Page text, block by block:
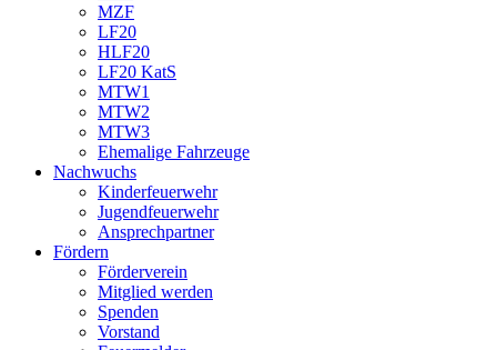
MZF
LF20
HLF20
LF20 KatS
MTW1
MTW2
MTW3
Ehemalige Fahrzeuge
Nachwuchs
Kinderfeuerwehr
Jugendfeuerwehr
Ansprechpartner
Fördern
Förderverein
Mitglied werden
Spenden
Vorstand